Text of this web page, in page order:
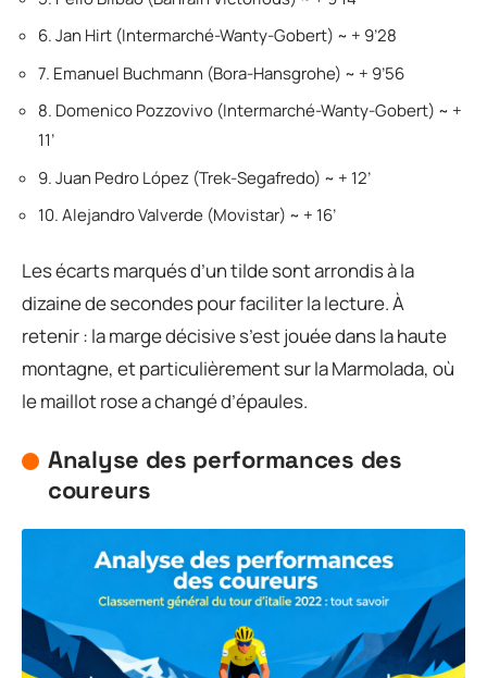
6. Jan Hirt (Intermarché-Wanty-Gobert) ~ + 9’28
7. Emanuel Buchmann (Bora-Hansgrohe) ~ + 9’56
8. Domenico Pozzovivo (Intermarché-Wanty-Gobert) ~ +
11’
9. Juan Pedro López (Trek-Segafredo) ~ + 12’
10. Alejandro Valverde (Movistar) ~ + 16’
Les écarts marqués d’un tilde sont arrondis à la
dizaine de secondes pour faciliter la lecture. À
retenir : la marge décisive s’est jouée dans la haute
montagne, et particulièrement sur la Marmolada, où
le maillot rose a changé d’épaules.
Analyse des performances des
coureurs